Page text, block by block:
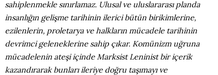
sahiplenmekle sınırlamaz. Ulusal ve uluslararası planda
insanlığın gelişme tarihinin ilerici bütün birikimlerine,
ezilenlerin, proletarya ve halkların mücadele tarihinin
devrimci geleneklerine sahip çıkar. Komünizm uğruna
mücadelenin ateşi içinde Marksist Leninist bir içerik
kazandırarak bunları ileriye doğru taşımayı ve